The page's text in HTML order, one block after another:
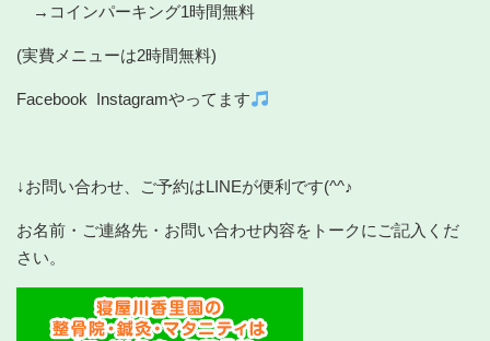
→コインパーキング1時間無料
(実費メニューは2時間無料)
Facebook Instagramやってます
↓お問い合わせ、ご予約はLINEが便利です(^^♪
お名前・ご連絡先・お問い合わせ内容をトークにご記入くだ
さい。